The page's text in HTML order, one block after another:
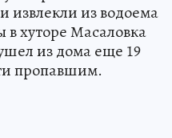
извлекли из водоема
хуторе Масаловка
из дома еще 19
пропавшим.